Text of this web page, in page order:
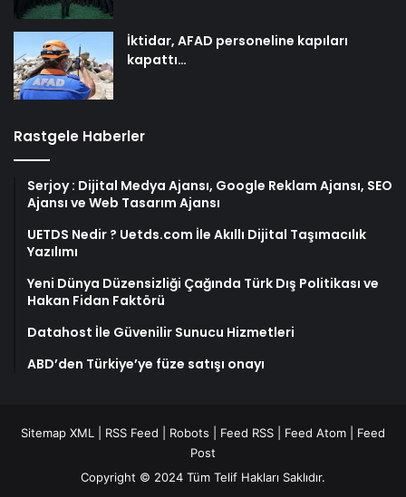
İktidar, AFAD personeline kapıları
kapattı…
Rastgele Haberler
Serjoy : Dijital Medya Ajansı, Google Reklam Ajansı, SEO
Ajansı ve Web Tasarım Ajansı
UETDS Nedir ? Uetds.com İle Akıllı Dijital Taşımacılık
Yazılımı
Yeni Dünya Düzensizliği Çağında Türk Dış Politikası ve
Hakan Fidan Faktörü
Datahost İle Güvenilir Sunucu Hizmetleri
ABD’den Türkiye’ye füze satışı onayı
Sitemap XML RSS Feed Robots Feed RSS Feed Atom
Feed
Post
Copyright © 2024 Tüm Telif Hakları Saklıdır.